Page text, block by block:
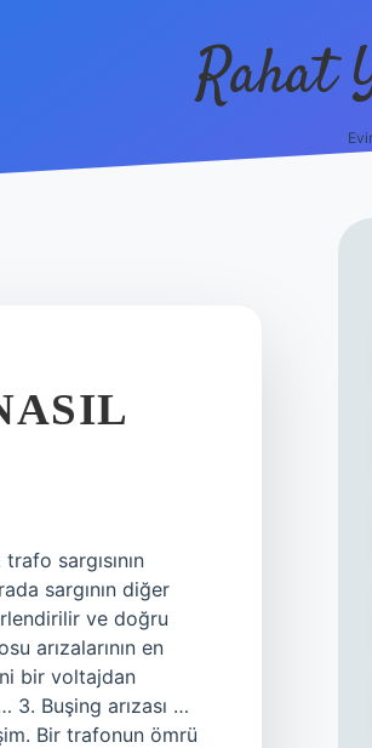
Rahat
sargısının
sargının diğer
ve doğru
arızalarının en
bir voltajdan
3. Buşing arızası …
Bir trafonun ömrü